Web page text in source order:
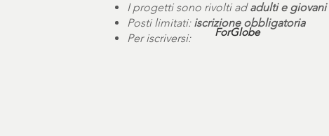
I progetti sono rivolti adadulti e giovani
Posti limitati: iscrizione obbligatoria​​​
Per iscriversi:
ForGlobe